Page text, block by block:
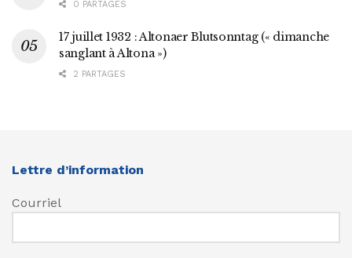
0 PARTAGES
17 juillet 1932 : Altonaer Blutsonntag (« dimanche
sanglant à Altona »)
2 PARTAGES
Lettre d’information
Courriel